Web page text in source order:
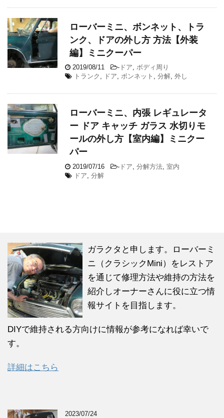
ローバーミニ、ボンネット、トラ
ンク、ドアの外し方 方法【外装
編】ミニクーパー
2019/08/11 - ドア, ボディ周り
トランク , ドア, ボンネット , 分解, 外し
ローバーミニ、内張 レギュレータ
ー ドア キャッチ ガラス 水切りモ
ールの外し方【室内編】ミニクー
パー
2019/07/16 - ドア 分解方法 室内
ドア 分解
ガラクタと申します。ローバーミ
ニ（クラシックMini）をレストア
を通じて修理方法や維持の方法を
紹介しオーナーさんに役に立つ情
報サイトを目指します。
DIYで維持される方向けに情報が参考になれば幸いで
す。
詳細はこちら
2023/07/24